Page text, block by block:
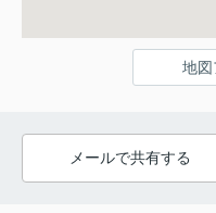
地図
メールで共有する